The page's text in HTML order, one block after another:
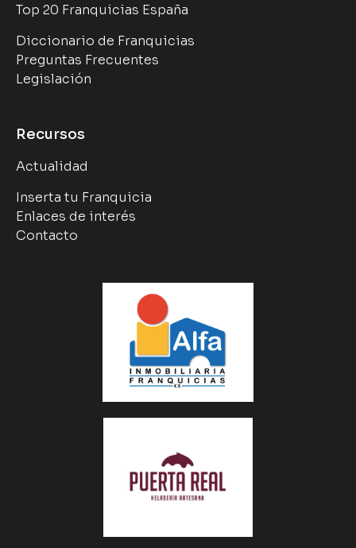
Top 20 Franquicias España
Diccionario de Franquicias
Preguntas Frecuentes
Legislación
Recursos
Actualidad
Inserta tu Franquicia
Enlaces de interés
Contacto